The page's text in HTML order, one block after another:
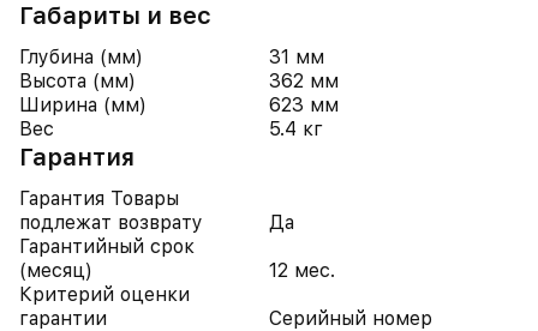
Габариты и вес
Глубина (мм)
31 мм
Высота (мм)
362 мм
Ширина (мм)
623 мм
Вес
5.4 кг
Гарантия
Гарантия Товары
подлежат возврату
Да
Гарантийный срок
(месяц)
12 мес.
Критерий оценки
гарантии
Серийный номер